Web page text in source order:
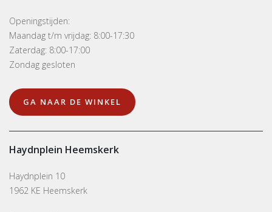
Openingstijden:
Maandag t/m vrijdag: 8:00-17:30
Zaterdag: 8:00-17:00
Zondag gesloten
GA NAAR DE WINKEL
Haydnplein Heemskerk
Haydnplein 10
1962 KE Heemskerk